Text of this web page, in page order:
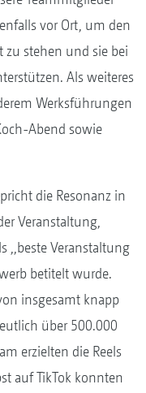
vor Ort, um den
zu stehen und sie bei
Als weiteres
Werksführungen
Abend sowie
die Resonanz in
Veranstaltung,
,,beste Veranstaltung
betitelt wurde.
insgesamt knapp
über 500.000
erzielten die Reels
auf TikTok konnten